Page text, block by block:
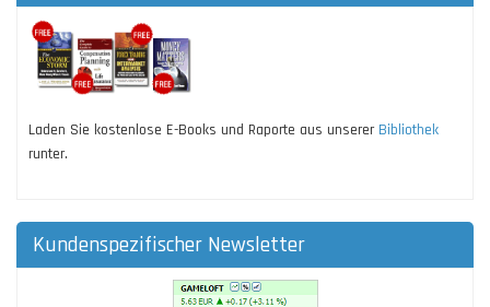
Laden Sie kostenlose E-Books und Raporte aus unserer Bibliothek
runter.
Kundenspezifischer Newsletter